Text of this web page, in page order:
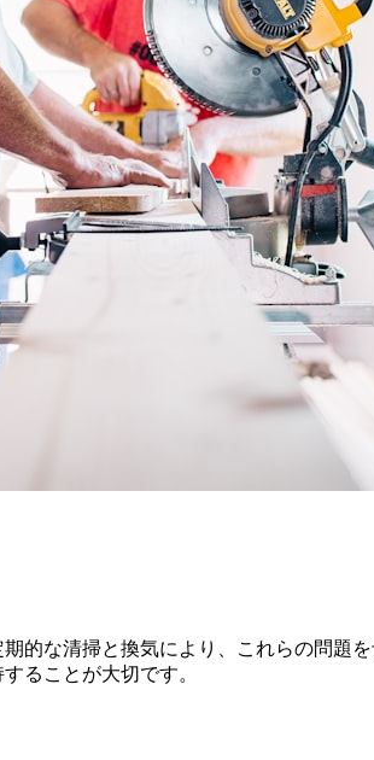
的な清掃と換気により、これらの問題
ることが大切です。